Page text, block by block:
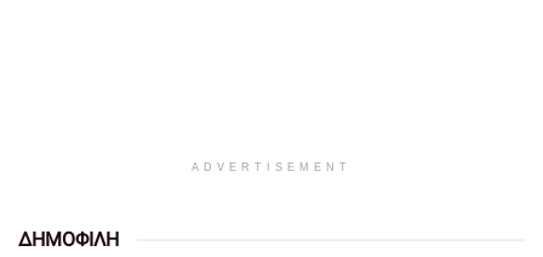
ADVERTISEMENT
ΔΗΜΟΦΙΛΗ